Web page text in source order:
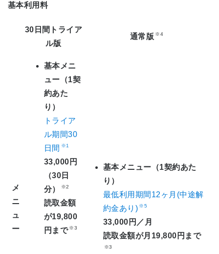
基本利用料
30日間トライア
ル版
通常版 ※4
メ
ニ
ュ
ー
基本メニ
ュー（1契
約あた
り）
トライア
ル期間30
日間 ※1
33,000円
（30日
分）
※2
読取金額
が19,800
円まで ※3
基本メニュー（1契約あた
り）
最低利用期間12ヶ月(中途解
約金あり) ※5
33,000円／月
読取金額が月19,800円まで
※3